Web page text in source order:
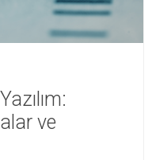
ve